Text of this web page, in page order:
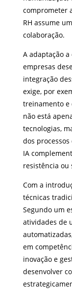
comprometer
RH assume
colaboração.
A adaptação
empresas
integração
exige, por
treinamento e
não está
tecnologias,
dos
IA
resistência ou
Com a
técnicas
Segundo um
atividades de
em
inovação e
desenvolver